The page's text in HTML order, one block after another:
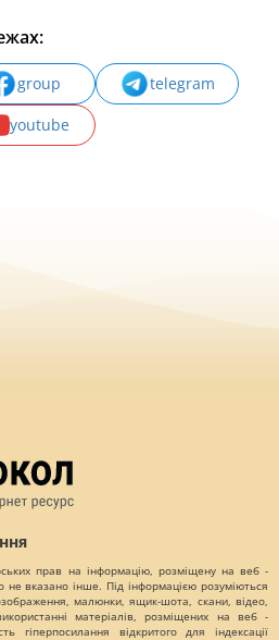
group
telegram
youtube
прав на інформацію, розміщену на веб -
не вказано інше. Під інформацією розуміються
малюнки, ящик-шота, скани, відео,
матеріалів, розміщених на веб -
гіперпосилання відкритого для індексації